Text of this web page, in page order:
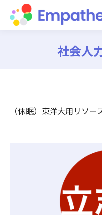
社会人
（休眠）東洋大用リソー